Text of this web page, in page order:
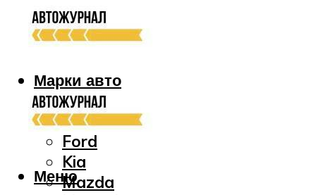
Марки авто
Audi
Bmw
Ford
Kia
Mazda
Меню